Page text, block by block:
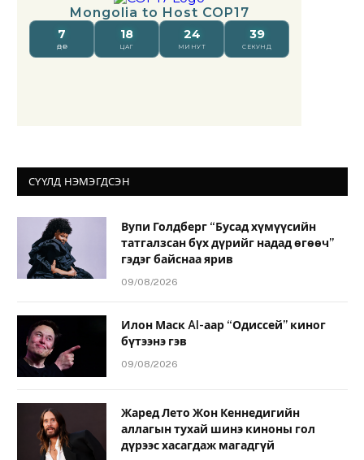
СҮҮЛД НЭМЭГДСЭН
Вупи Голдберг “Бусад хүмүүсийн
татгалзсан бүх дүрийг надад өгөөч”
гэдэг байснаа ярив
09/08/2026
Илон Маск AI-аар “Одиссей” киног
бүтээнэ гэв
09/08/2026
Жаред Лето Жон Кеннедигийн
аллагын тухай шинэ киноны гол
дүрээс хасагдаж магадгүй